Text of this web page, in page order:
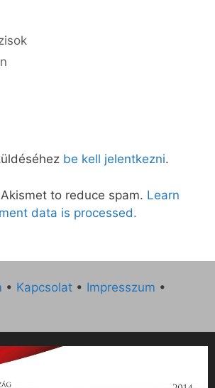
be kell jelentkezni.
to reduce spam. Learn
data is processed.
• Kapcsolat • Impresszum •